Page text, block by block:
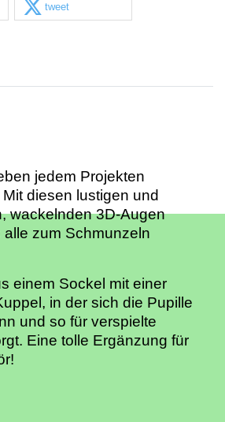
tweet
jedem Projekten
Mit diesen lustigen und
wackelnden 3D-Augen
zum Schmunzeln
einem Sockel mit einer
in der sich die Pupille
und so für verspielte
Eine tolle Ergänzung für